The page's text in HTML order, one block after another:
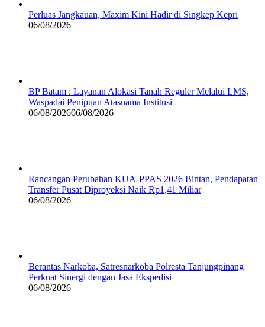
Perluas Jangkauan, Maxim Kini Hadir di Singkep Kepri
06/08/2026
BP Batam : Layanan Alokasi Tanah Reguler Melalui LMS,
Waspadai Penipuan Atasnama Institusi
06/08/202606/08/2026
Rancangan Perubahan KUA-PPAS 2026 Bintan, Pendapatan
Transfer Pusat Diproyeksi Naik Rp1,41 Miliar
06/08/2026
Berantas Narkoba, Satresnarkoba Polresta Tanjungpinang
Perkuat Sinergi dengan Jasa Ekspedisi
06/08/2026